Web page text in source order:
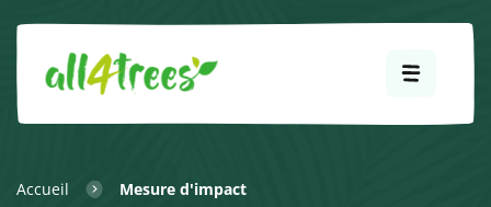
Accueil Mesure d'impact